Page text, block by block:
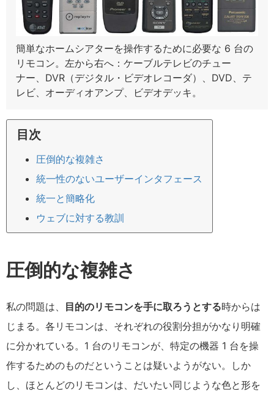
簡単なホームシアターを操作するために必要な 6 台の
リモコン。左から右へ：ケーブルテレビのチュー
ナー、DVR（デジタル・ビデオレコーダ）、DVD、テ
レビ、オーディオアンプ、ビデオデッキ。
目次
圧倒的な複雑さ
統一性のないユーザーインタフェース
統一と簡略化
ウェブに対する教訓
圧倒的な複雑さ
私の問題は、 目的のリモコンを手に取ろうとする時からは
じまる。各リモコンは、それぞれの役割分担がかなり明確
に分かれている。1 台のリモコンが、特定の機器 1 台を操
作するためのものだということは疑いようがない。しか
し、ほとんどのリモコンは、だいたい同じような色と形を